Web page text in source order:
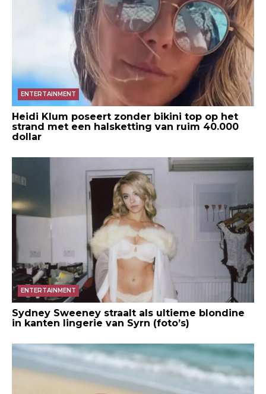
Reddid / MuffinHatLP
ENTERTAINMENT
Heidi Klum poseert zonder bikini top op het
strand met een halsketting van ruim 40.000
dollar
ENTERTAINMENT
Sydney Sweeney straalt als ultieme blondine
in kanten lingerie van Syrn (foto’s)